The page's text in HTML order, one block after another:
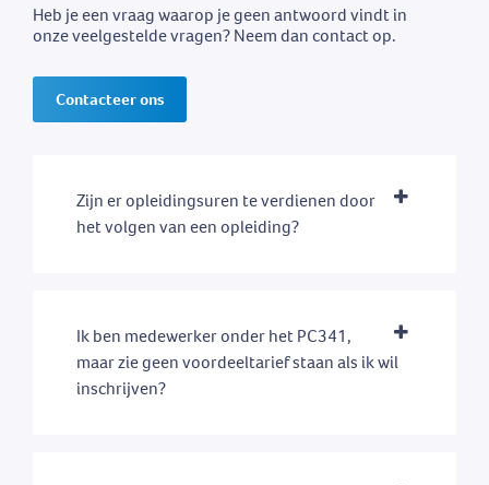
Heb je een vraag waarop je geen antwoord vindt in
onze veelgestelde vragen? Neem dan contact op.
Contacteer ons
Zijn er opleidingsuren te verdienen door
het volgen van een opleiding?
Ik ben medewerker onder het PC341,
maar zie geen voordeeltarief staan als ik wil
inschrijven?